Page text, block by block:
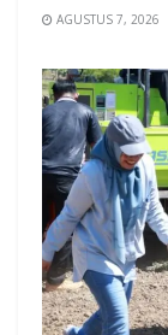
AGUSTUS 7, 2026